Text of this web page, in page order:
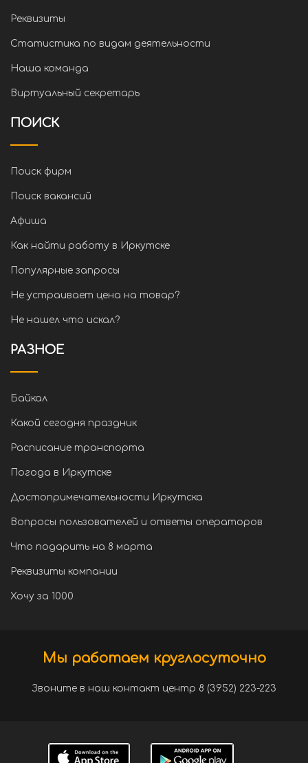
Реквизиты
Статистика по видам деятельности
Наша команда
Виртуальный секретарь
ПОИСК
Поиск фирм
Поиск вакансий
Афиша
Как найти работу в Иркутске
Популярные запросы
Не устраивает цена на товар?
Не нашел что искал?
РАЗНОЕ
Байкал
Какой сегодня праздник
Расписание транспорта
Погода в Иркутске
Достопримечательности Иркутска
Вопросы пользователей и ответы операторов
Что подарить на 8 марта
Реквизиты компании
Хочу за 1000
Мы работаем круглосуточно
Звоните в наш контакт центр 8 (3952) 223-223